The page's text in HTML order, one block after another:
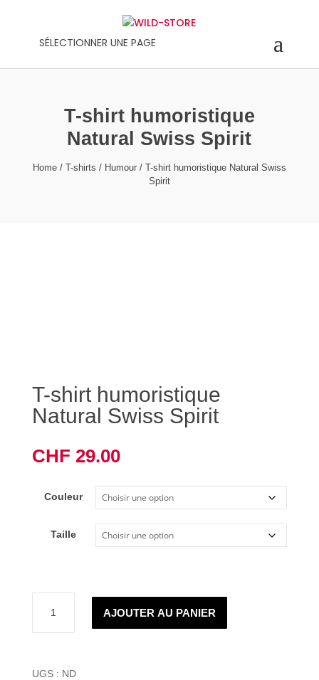
SÉLECTIONNER UNE PAGE
T-shirt humoristique
Natural Swiss Spirit
Home/ T-shirts / Humour/ T-shirt humoristique Natural Swiss
Spirit
T-shirt humoristique
Natural Swiss Spirit
CHF 29.00
Couleur
Taille
T-
AJOUTER AU PANIER
UGS : ND